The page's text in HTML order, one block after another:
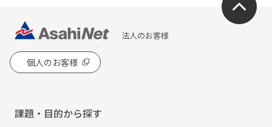
法人のお客様
個人のお客様
課題・目的から探す